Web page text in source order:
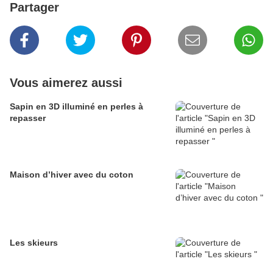
Partager
Vous aimerez aussi
Sapin en 3D illuminé en perles à
repasser
Maison d’hiver avec du coton
Les skieurs